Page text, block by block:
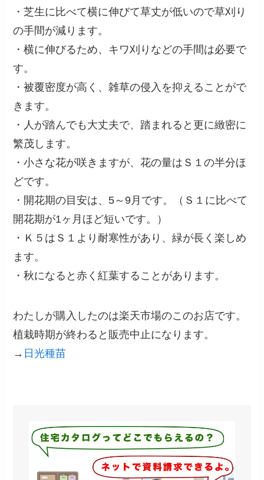
・芝生に比べて横に伸びて草丈が低いので草刈り
の手間が減ります。
・横に伸びるため、キワ刈りなどの手間は必要で
す。
・被覆密度が高く、雑草の侵入を抑えることがで
きます。
・人が踏んでも大丈夫で、踏まれると更に緻密に
繁茂します。
・小さな花が咲きますが、花の量はＳ１の半分ほ
どです。
・開花期の目安は、5～9月です。（Ｓ１に比べて
開花期が1ヶ月ほど短いです。）
・Ｋ５はＳ１より耐寒性があり、緑が長く楽しめ
ます。
・秋になると赤く紅葉することがあります。
わたしが購入したのは楽天市場のこのお店です。
植栽時期が終わると販売中止になります。
→ 日光種苗